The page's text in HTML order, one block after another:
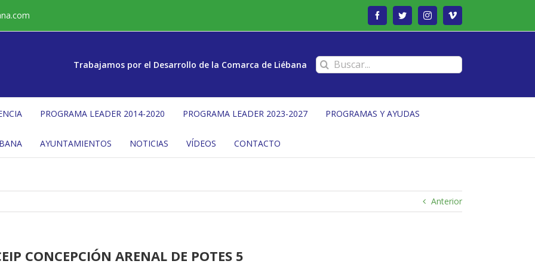
FacebookTwitterInstagramVimeo
Trabajamos por el Desarrollo de la Comarca de Liébana Buscar:
PROGRAMA LEADER 2014-2020 PROGRAMA LEADER 2023-2027 PROGRAMAS Y AYUDAS
AYUNTAMIENTOS NOTICIAS VÍDEOS CONTACTO
Anterior
CONCEPCIÓN ARENAL DE POTES 5